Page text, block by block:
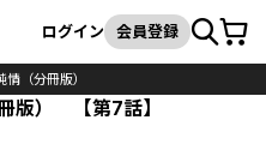
検索
ログイン 会員登録カート
（分冊版）
版） 【第7話】